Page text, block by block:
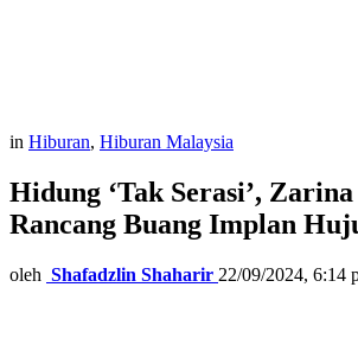
in Hiburan, Hiburan Malaysia
Hidung ‘Tak Serasi’,
Rancang Buang Implan
oleh Shafadzlin Shaharir 22/09/2024, 6:14